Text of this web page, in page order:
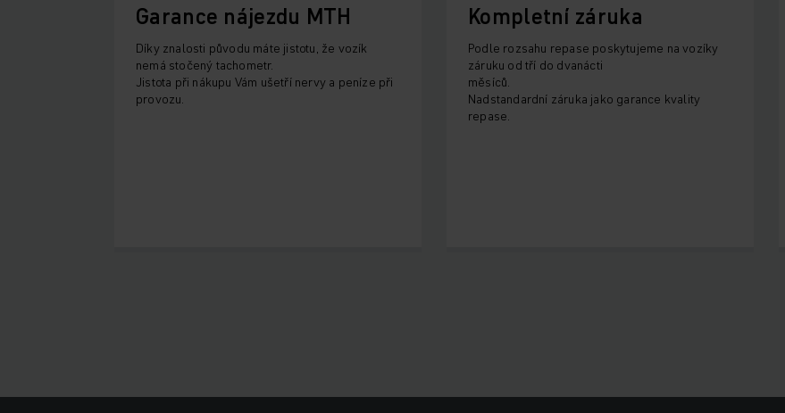
Garance nájezdu MTH
Díky znalosti původu máte jistotu, že vozík
nemá stočený tachometr.
Jistota při nákupu Vám ušetří nervy a peníze při
provozu.
Kompletní záruka
Podle rozsahu repase poskytujeme na vozíky
záruku od tří do dvanácti
měsíců.
Nadstandardní záruka jako garance kvality
repase.